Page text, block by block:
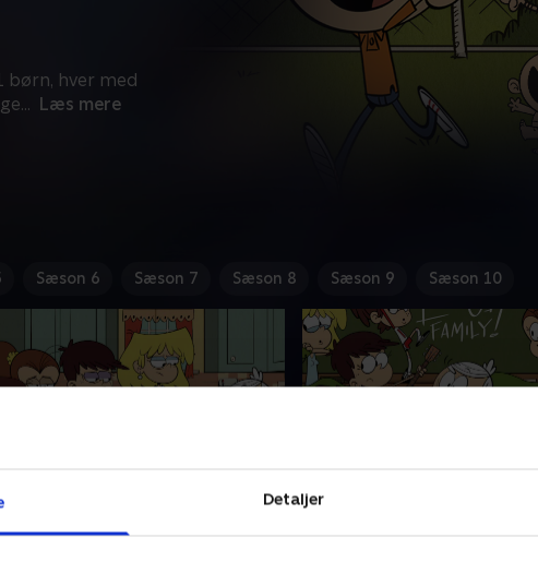
Detaljer
børn, hver med
... Læs mere
Sæson 6 Sæson 7 Sæson 8 Sæson 9 Sæson 10
gode plads
vil have det bedste sæde i
5. Projekt Højs hus